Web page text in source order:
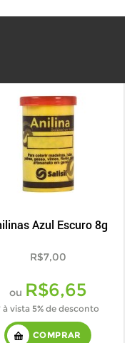
Azul Escuro 8g
R$7,00
ou R$6,65
à vista 5% de desconto
COMPRAR